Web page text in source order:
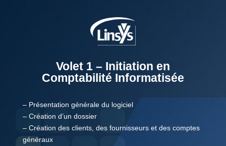
Volet 1 – Initiation en
Comptabilité Informatisée
– Présentation générale du logiciel
– Création d’un dossier
– Création des clients, des fournisseurs et des comptes
généraux